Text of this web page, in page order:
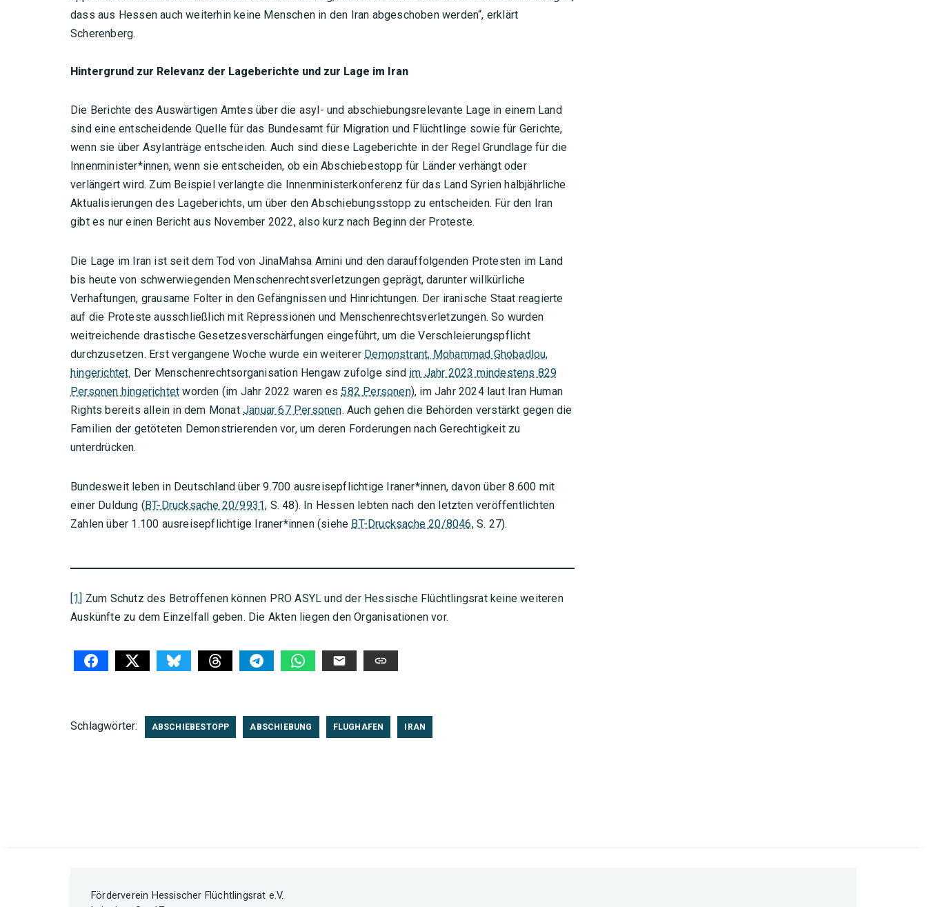
dass aus Hessen auch weiterhin keine Menschen in den Iran abgeschoben werden“, erklärt
Scherenberg.
Hintergrund zur Relevanz der Lageberichte und zur Lage im Iran
Die Berichte des Auswärtigen Amtes über die asyl- und abschiebungsrelevante Lage in einem Land
sind eine entscheidende Quelle für das Bundesamt für Migration und Flüchtlinge sowie für Gerichte,
wenn sie über Asylanträge entscheiden. Auch sind diese Lageberichte in der Regel Grundlage für die
Innenminister*innen, wenn sie entscheiden, ob ein Abschiebestopp für Länder verhängt oder
verlängert wird. Zum Beispiel verlangte die Innenministerkonferenz für das Land Syrien halbjährliche
Aktualisierungen des Lageberichts, um über den Abschiebungsstopp zu entscheiden. Für den Iran
gibt es nur einen Bericht aus November 2022, also kurz nach Beginn der Proteste.
Die Lage im Iran ist seit dem Tod von JinaMahsa Amini und den darauffolgenden Protesten im Land
bis heute von schwerwiegenden Menschenrechtsverletzungen geprägt, darunter willkürliche
Verhaftungen, grausame Folter in den Gefängnissen und Hinrichtungen. Der iranische Staat reagierte
auf die Proteste ausschließlich mit Repressionen und Menschenrechtsverletzungen. So wurden
weitreichende drastische Gesetzesverschärfungen eingeführt, um die Verschleierungspflicht
durchzusetzen. Erst vergangene Woche wurde ein weiterer Demonstrant, Mohammad Ghobadlou,
hingerichtet. Der Menschenrechtsorganisation Hengaw zufolge sind im Jahr 2023 mindestens 829
Personen hingerichtet worden (im Jahr 2022 waren es 582 Personen), im Jahr 2024 laut Iran Human
Rights bereits allein in dem Monat Januar 67 Personen. Auch gehen die Behörden verstärkt gegen die
Familien der getöteten Demonstrierenden vor, um deren Forderungen nach Gerechtigkeit zu
unterdrücken.
Bundesweit leben in Deutschland über 9.700 ausreisepflichtige Iraner*innen, davon über 8.600 mit
einer Duldung (BT-Drucksache 20/9931, S. 48). In Hessen lebten nach den letzten veröffentlichten
Zahlen über 1.100 ausreisepflichtige Iraner*innen (siehe BT-Drucksache 20/8046, S. 27).
[1] Zum Schutz des Betroffenen können PRO ASYL und der Hessische Flüchtlingsrat keine weiteren
Auskünfte zu dem Einzelfall geben. Die Akten liegen den Organisationen vor.
Schlagwörter: ABSCHIEBESTOPP ABSCHIEBUNG FLUGHAFEN IRAN
Förderverein Hessischer Flüchtlingsrat e.V.